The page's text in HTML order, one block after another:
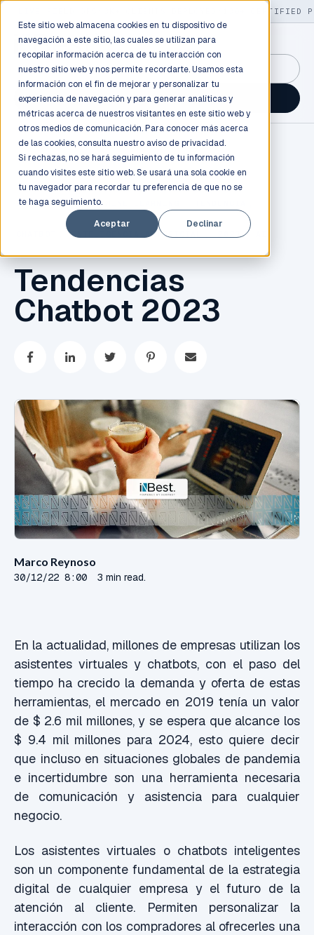
Este sitio web almacena cookies en tu dispositivo de
navegación a este sitio, las cuales se utilizan para
recopilar información acerca de tu interacción con
nuestro sitio web y nos permite recordarte. Usamos esta
información con el fin de mejorar y personalizar tu
experiencia de navegación y para generar analíticas y
métricas acerca de nuestros visitantes en este sitio web y
otros medios de comunicación. Para conocer más acerca
de las cookies, consulta nuestro aviso de privacidad.
Si rechazas, no se hará seguimiento de tu información
cuando visites este sitio web. Se usará una sola cookie en
tu navegador para recordar tu preferencia de que no se
te haga seguimiento.
Aceptar
Declinar
130+ CERTIFIED
GuidancePlex →
Talk to an engineer →
INNOVACIÓN , MACHINE LEARNING
, INTELIGENCIA ARTIFICIAL ,
Tendencias
Chatbot 2023
Marco Reynoso
30/12/22 8:00 3 min read.
En la actualidad, millones de empresas utilizan los
asistentes virtuales y chatbots, con el paso del
tiempo ha crecido la demanda y oferta de estas
herramientas, el mercado en 2019 tenía un valor
de $ 2.6 mil millones, y se espera que alcance los
$ 9.4 mil millones para 2024, esto quiere decir
que incluso en situaciones globales de pandemia
e incertidumbre son una herramienta necesaria
de comunicación y asistencia para cualquier
negocio.
Los asistentes virtuales o chatbots inteligentes
son un componente fundamental de la estrategia
digital de cualquier empresa y el futuro de la
atención al cliente. Permiten personalizar la
interacción con los compradores al ofrecerles una